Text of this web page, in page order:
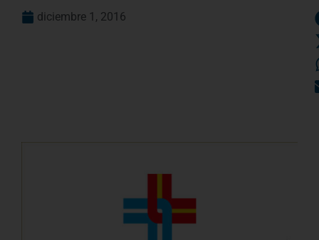
diciembre 1, 2016